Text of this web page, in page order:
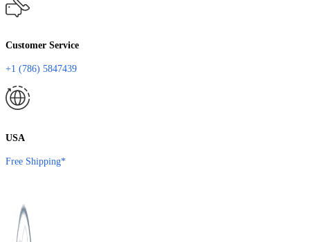
Customer Service
+1 (786) 5847439
USA
Free Shipping*